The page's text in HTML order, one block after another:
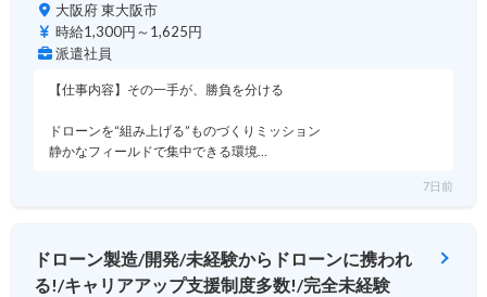
大阪府 東大阪市
時給1,300円～1,625円
派遣社員
【仕事内容】その一手が、勝負を分ける
ドローンを“組み上げる”ものづくりミッション
静かなフィールドで集中できる環境…
7日前
ドローン製造/開発/未経験からドローンに携われ
る!/キャリアアップ支援制度多数!/完全未経験